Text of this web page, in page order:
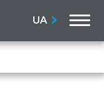
UA